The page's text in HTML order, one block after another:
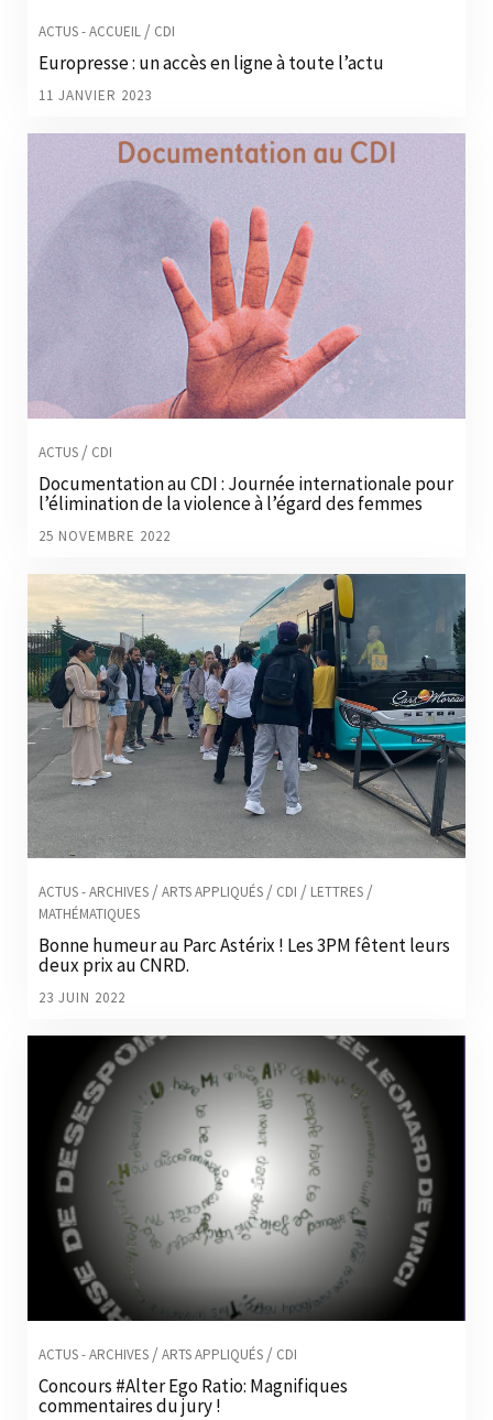
ACTUS - ACCUEIL / CDI
Europresse : un accès en ligne à toute l’actu
11 JANVIER 2023
ACTUS / CDI
Documentation au CDI : Journée internationale pour
l’élimination de la violence à l’égard des femmes
25 NOVEMBRE 2022
ACTUS - ARCHIVES /ARTS APPLIQUÉS / CDI / LETTRES /
MATHÉMATIQUES
Bonne humeur au Parc Astérix ! Les 3PM fêtent leurs
deux prix au CNRD.
23 JUIN 2022
ACTUS - ARCHIVES /ARTS APPLIQUÉS / CDI
Concours #Alter Ego Ratio: Magnifiques
commentaires du jury !